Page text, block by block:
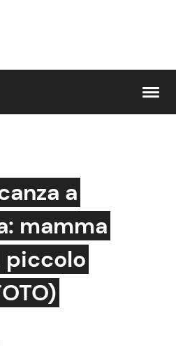
Gossip e TV
Bellezze VIP
Coppie VIP
a
mamma
piccolo